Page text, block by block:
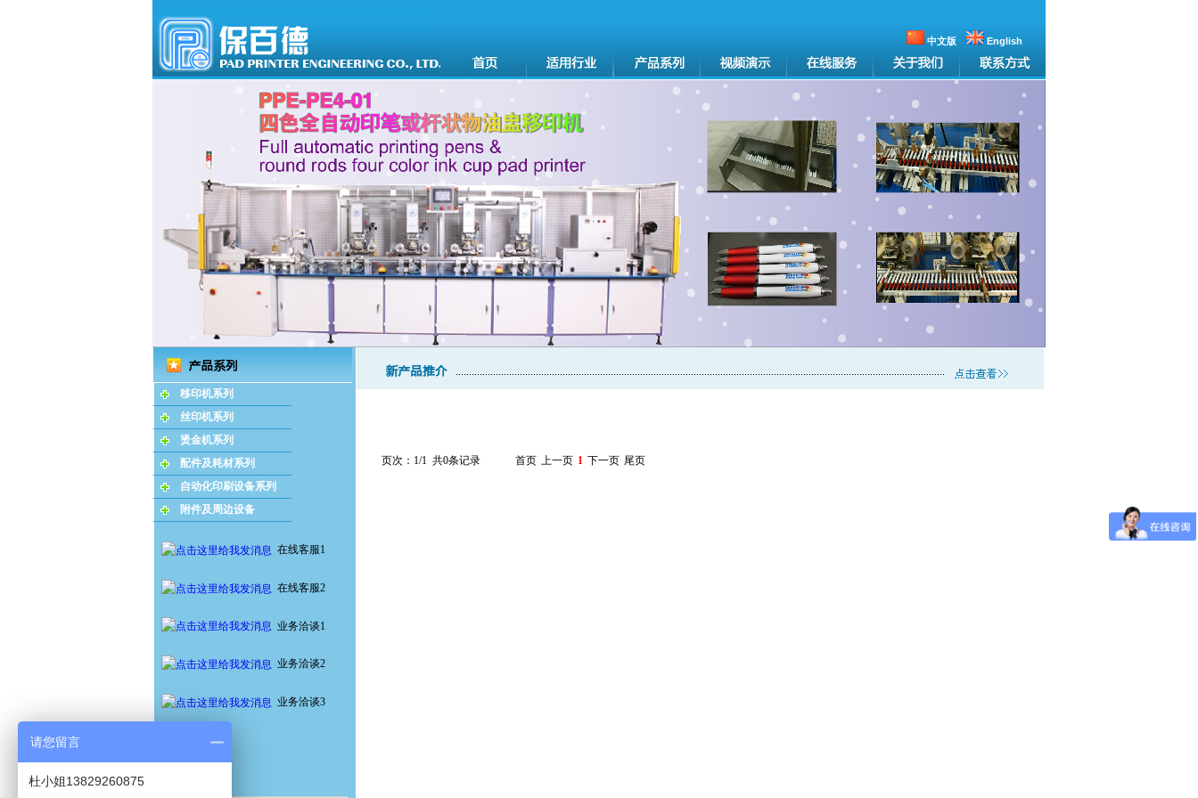
中文版 English
移印机系列
丝印机系列
烫金机系列
配件及耗材系列
自动化印刷设备系列
附件及周边设备
在线客服1
在线客服2
业务洽谈1
业务洽谈2
业务洽谈3
页次：1/1 共0条记录 首页 上一页 1 下一页 尾页
请您留言
杜小姐13829260875